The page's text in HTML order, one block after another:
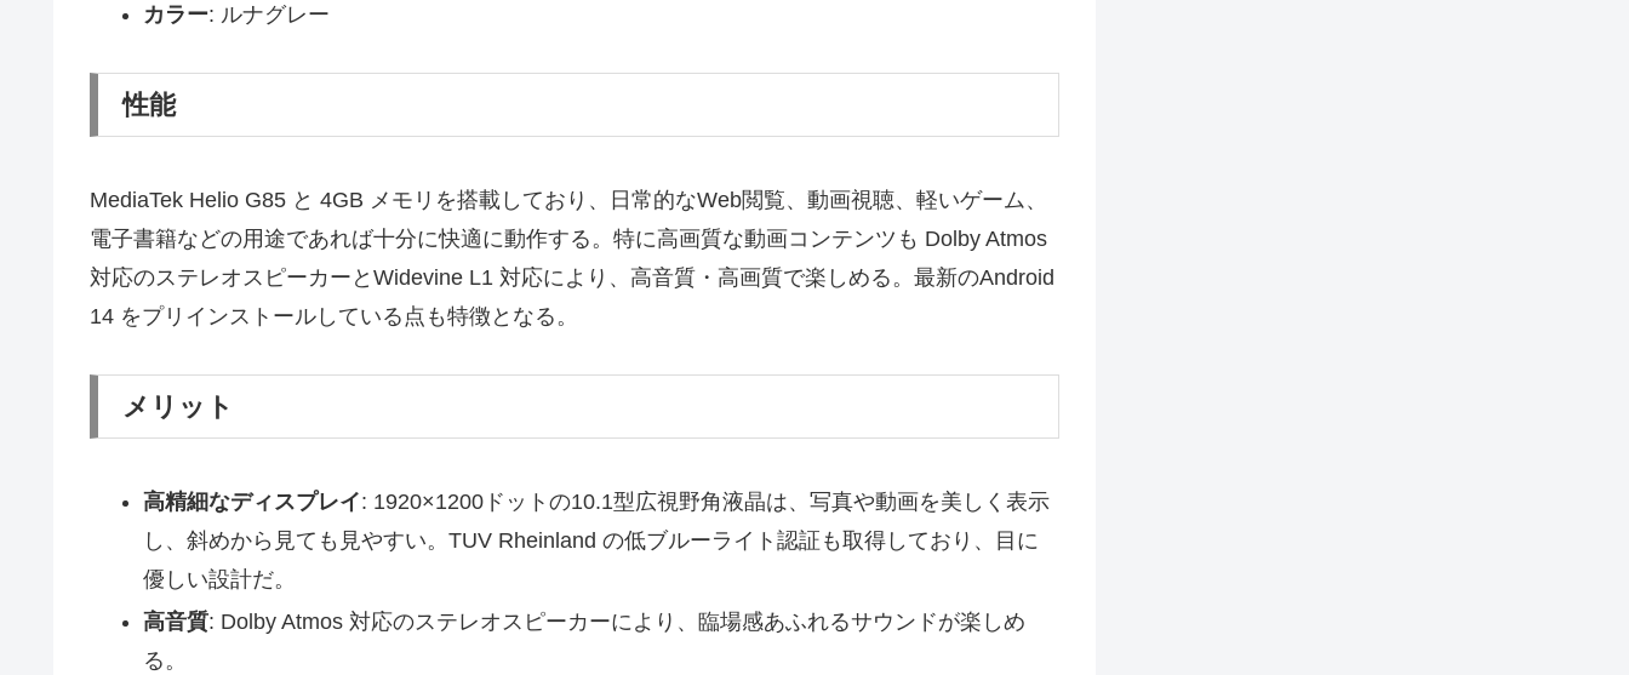
カラー: ルナグレー
性能
MediaTek Helio G85 と 4GB メモリを搭載しており、日常的なWeb閲覧、動画視聴、軽いゲーム、
電子書籍などの用途であれば十分に快適に動作する。特に高画質な動画コンテンツも Dolby Atmos
対応のステレオスピーカーとWidevine L1 対応により、高音質・高画質で楽しめる。最新のAndroid
14 をプリインストールしている点も特徴となる。
メリット
高精細なディスプレイ: 1920×1200ドットの10.1型広視野角液晶は、写真や動画を美しく表示
し、斜めから見ても見やすい。TUV Rheinland の低ブルーライト認証も取得しており、目に
優しい設計だ。
高音質: Dolby Atmos 対応のステレオスピーカーにより、臨場感あふれるサウンドが楽しめ
る。